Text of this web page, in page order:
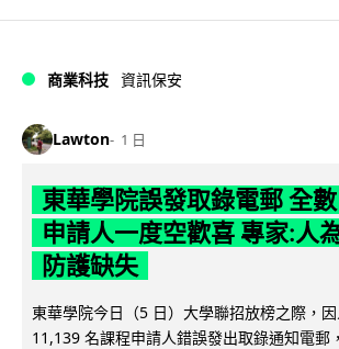
商業科技 資訊保安
Lawton 1 日
東華學院誤發取錄電郵 全
申請人一度空歡喜 專家:人
防護缺失
東華學院今日（5 日）大學聯招放榜之際，
11,139 名課程申請人錯誤發出取錄通知電郵